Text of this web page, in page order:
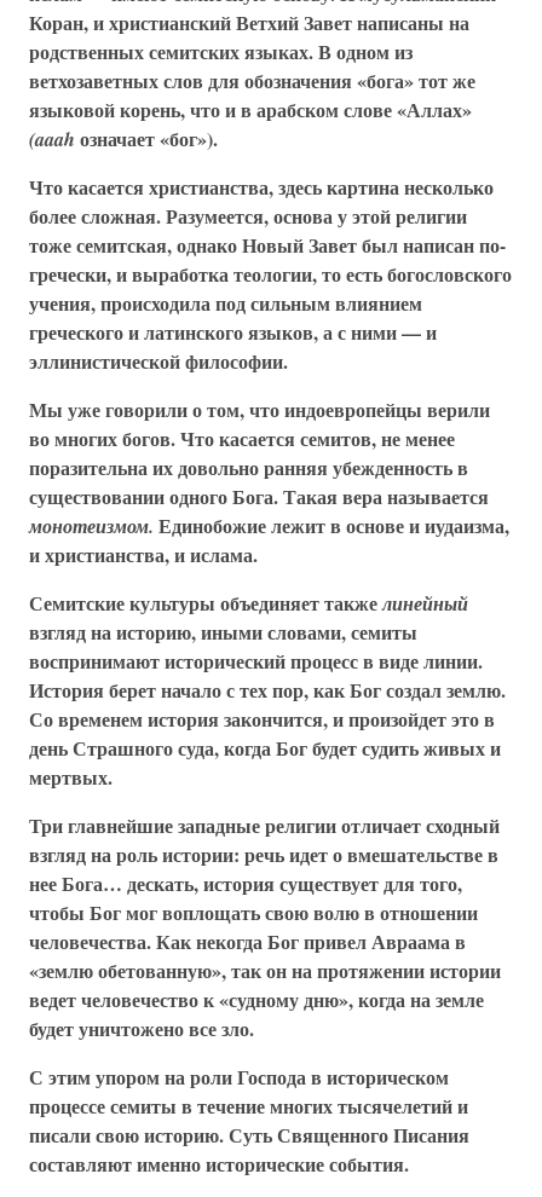
Коран, и христианский Ветхий Завет написаны на
родственных семитских языках. В одном из
ветхозаветных слов для обозначения «бога» тот же
языковой корень, что и в арабском слове «Аллах»
(aaah означает «бог»).
Что касается христианства, здесь картина несколько
более сложная. Разумеется, основа у этой религии
тоже семитская, однако Новый Завет был написан по-
гречески, и выработка теологии, то есть богословского
учения, происходила под сильным влиянием
греческого и латинского языков, а с ними — и
эллинистической философии.
Мы уже говорили о том, что индоевропейцы верили
во многих богов. Что касается семитов, не менее
поразительна их довольно ранняя убежденность в
существовании одного Бога. Такая вера называется
монотеизмом. Единобожие лежит в основе и иудаизма,
и христианства, и ислама.
Семитские культуры объединяет такжелинейный
взгляд на историю, иными словами, семиты
воспринимают исторический процесс в виде линии.
История берет начало с тех пор, как Бог создал землю.
Со временем история закончится, и произойдет это в
день Страшного суда, когда Бог будет судить живых и
мертвых.
Три главнейшие западные религии отличает сходный
взгляд на роль истории: речь идет о вмешательстве в
нее Бога… дескать, история существует для того,
чтобы Бог мог воплощать свою волю в отношении
человечества. Как некогда Бог привел Авраама в
«землю обетованную», так он на протяжении истории
ведет человечество к «судному дню», когда на земле
будет уничтожено все зло.
С этим упором на роли Господа в историческом
процессе семиты в течение многих тысячелетий и
писали свою историю. Суть Священного Писания
составляют именно исторические события.